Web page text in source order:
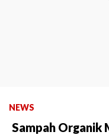
NEWS
Sampah Organik